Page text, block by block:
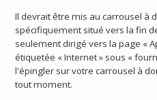
Il devrait être mis au carrousel à
spécifiquement situé vers la fin
seulement dirigé vers la page «
étiquetée « Internet » sous «
l'épingler sur votre carrousel à
tout moment.